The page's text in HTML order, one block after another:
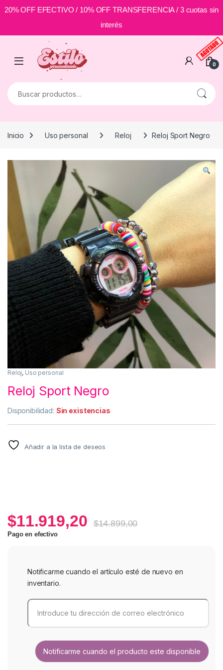
20% OFF EFECTIVO / 10% OFF TRANSFERENCIA / 3 cuotas sin
interés
Skip to navigation
0
Buscar por:
Inicio Uso personal Reloj Reloj Sport Negro
Reloj, Uso personal
Reloj Sport Negro
Disponibilidad: Sin existencias
Añadir a la lista de deseos
$11.919,20 $14.899,00
Pago en efectivo
Notificarme cuando el artículo esté de nuevo en
inventario.